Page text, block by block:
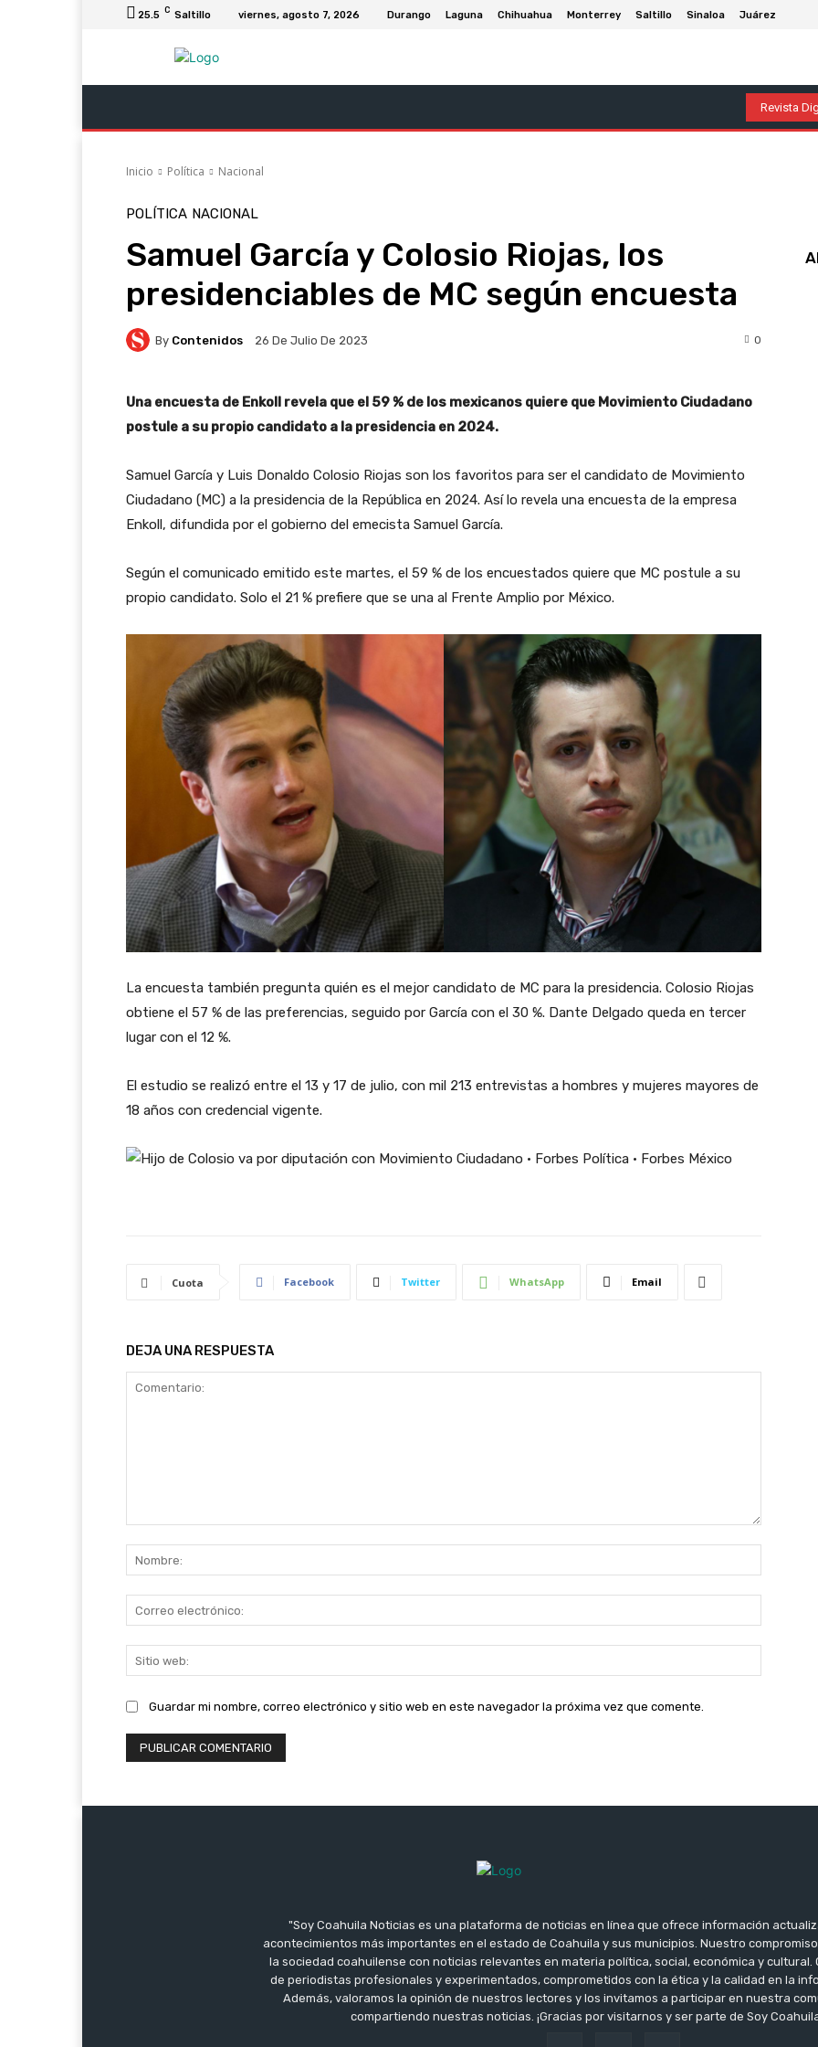
25.5 C Saltillo viernes, agosto 7, 2026 Durango Laguna Chihuahua Monterrey Saltillo Sinaloa Juárez
EconomíaRevista
Inicio Política Nacional
POLÍTICA NACIONAL
Samuel García y Colosio Riojas, los
presidenciables de MC según encuesta
By Contenidos 26 De Julio De 2023 0
Una encuesta de Enkoll revela que el 59 % de los mexicanos quiere que Movimiento Ciudadano
postule a su propio candidato a la presidencia en 2024.
Samuel García y Luis Donaldo Colosio Riojas son los favoritos para ser el candidato de Movimiento
Ciudadano (MC) a la presidencia de la República en 2024. Así lo revela una encuesta de la empresa
Enkoll, difundida por el gobierno del emecista Samuel García.
Según el comunicado emitido este martes, el 59 % de los encuestados quiere que MC postule a su
propio candidato. Solo el 21 % prefiere que se una al Frente Amplio por México.
La encuesta también pregunta quién es el mejor candidato de MC para la presidencia. Colosio Riojas
obtiene el 57 % de las preferencias, seguido por García con el 30 %. Dante Delgado queda en tercer
lugar con el 12 %.
El estudio se realizó entre el 13 y 17 de julio, con mil 213 entrevistas a hombres y mujeres mayores de
18 años con credencial vigente.
Cuota Facebook Twitter WhatsApp Email
DEJA UNA RESPUESTA
web:
Guardar mi nombre, correo electrónico y sitio web en este navegador la próxima vez que comente.
"Soy Coahuila Noticias es una plataforma de noticias en línea que ofrece información
acontecimientos más importantes en el estado de Coahuila y sus municipios. Nuestro
la sociedad coahuilense con noticias relevantes en materia política, social, económica y cultural.
de periodistas profesionales y experimentados, comprometidos con la ética y la calidad en la
Además, valoramos la opinión de nuestros lectores y los invitamos a participar en nuestra
compartiendo nuestras noticias. ¡Gracias por visitarnos y ser parte de Soy